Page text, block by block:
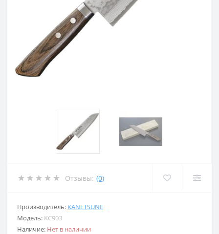
Отзывы: (0)
Производитель: KANETSUNE
Модель: KC903
Наличие: Нет в наличии